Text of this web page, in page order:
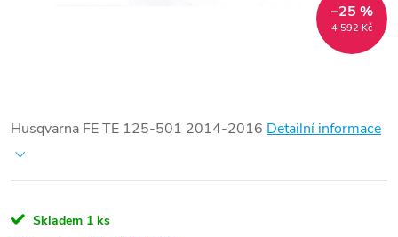
4 592 Kč
–25 %
Husqvarna FE TE 125-501 2014-2016 Detailní informace
Skladem 1 ks